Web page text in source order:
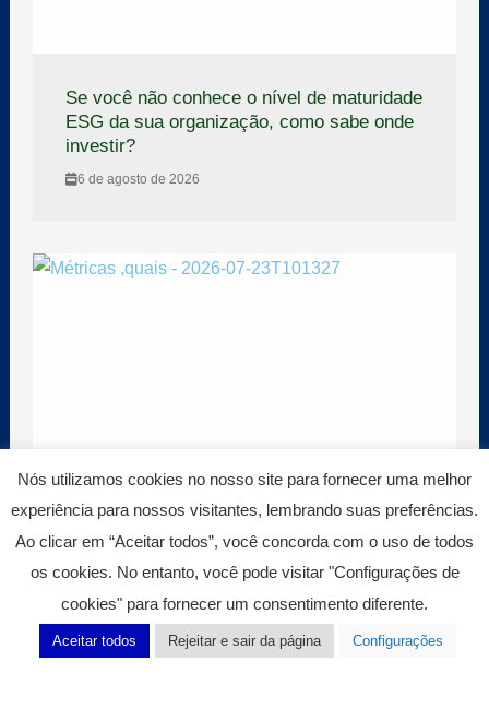
Se você não conhece o nível de maturidade
ESG da sua organização, como sabe onde
investir?
6 de agosto de 2026
Sua empresa está realmente preparada
para as novas auditorias ambientais?
5 de agosto de 2026
Nós utilizamos cookies no nosso site para fornecer uma melhor
experiência para nossos visitantes, lembrando suas preferências.
Ao clicar em “Aceitar todos”, você concorda com o uso de todos
os cookies. No entanto, você pode visitar "Configurações de
cookies" para fornecer um consentimento diferente.
Aceitar todos Rejeitar e sair da página Configurações